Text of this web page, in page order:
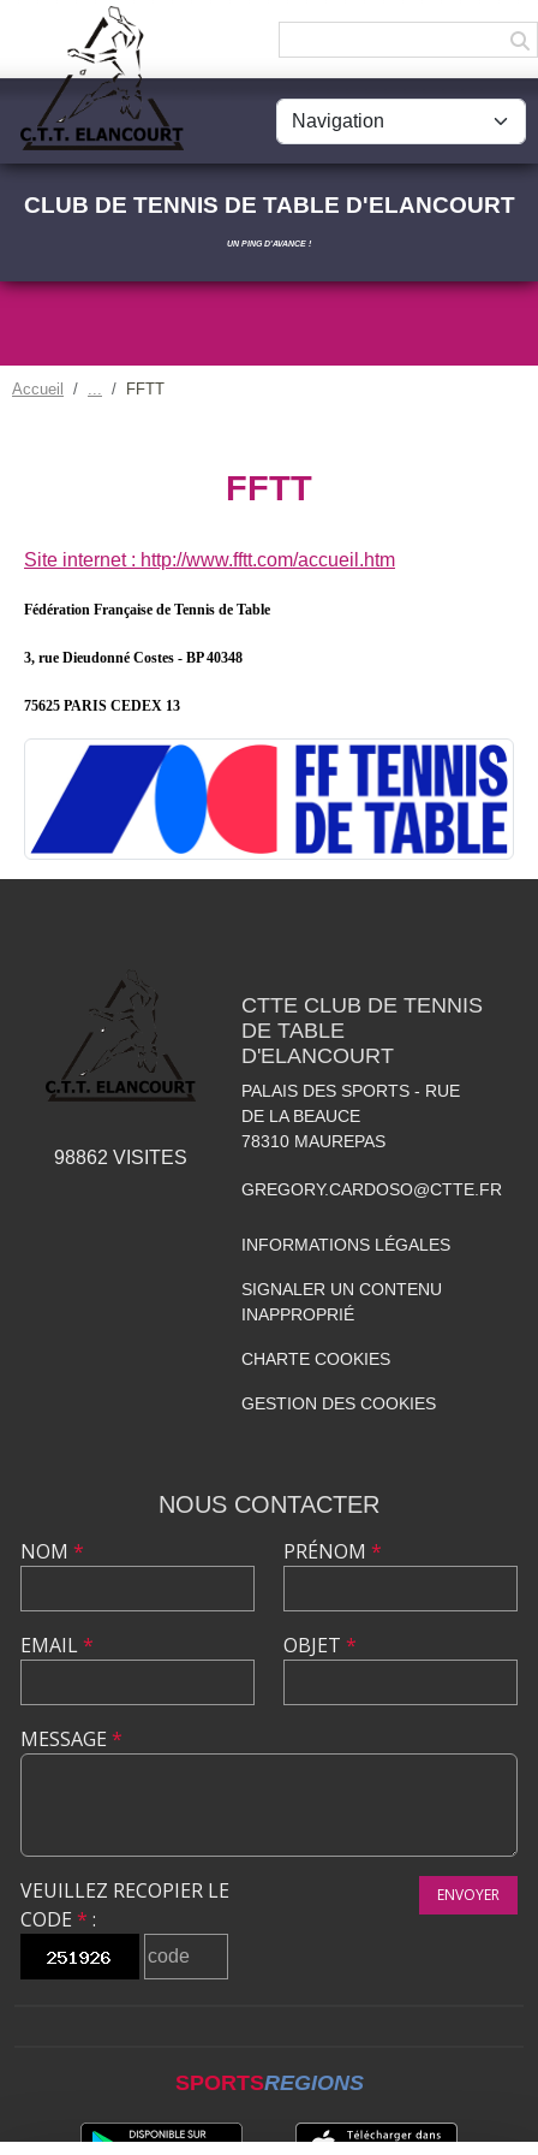
CLUB DE TENNIS DE TABLE D'ELANCOURT
UN PING D'AVANCE !
Accueil FFTT
FFTT
Site internet : http://www.fftt.com/accueil.htm
Fédération Française de Tennis de Table
3, rue Dieudonné Costes - BP 40348
75625 PARIS CEDEX 13
98862 VISITES
CTTE CLUB DE TENNIS
DE TABLE
D'ELANCOURT
PALAIS DES SPORTS - RUE
DE LA BEAUCE
78310 MAUREPAS
GREGORY.CARDOSO@CTTE.FR
INFORMATIONS LÉGALES
SIGNALER UN CONTENU
INAPPROPRIÉ
CHARTE COOKIES
GESTION DES COOKIES
NOUS CONTACTER
NOM *
EMAIL*
PRÉNOM *
OBJET *
MESSAGE *
VEUILLEZ RECOPIER LE
CODE * :
ENVOYER
SPORTSREGIONS
Panneau de gestion des cookies